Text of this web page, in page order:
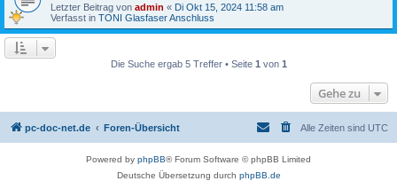
Letzter Beitrag von admin « Di Okt 15, 2024 11:58 am
Verfasst in TONI Glasfaser Anschluss
Die Suche ergab 5 Treffer • Seite 1 von 1
Gehe zu
pc-doc-net.de Foren-Übersicht Alle Zeiten sind UTC
Powered by phpBB® Forum Software © phpBB Limited
Deutsche Übersetzung durch phpBB.de